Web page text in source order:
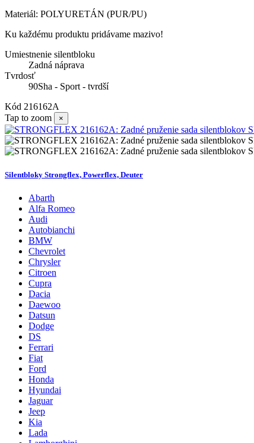
Materiál: POLYURETÁN (PUR/PU)
Ku každému produktu pridávame mazivo!
Umiestnenie silentbloku
Zadná náprava
Tvrdosť
90Sha - Sport - tvrdší
Kód 216162A
Tap to zoom
×
Silentbloky Strongflex, Powerflex, Deuter
Abarth
Alfa Romeo
Audi
Autobianchi
BMW
Chevrolet
Chrysler
Citroen
Cupra
Dacia
Daewoo
Datsun
Dodge
DS
Ferrari
Fiat
Ford
Honda
Hyundai
Jaguar
Jeep
Kia
Lada